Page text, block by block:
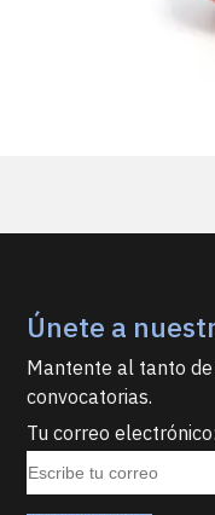
Únete a
Mantente al tanto
convocatorias.
Tu correo electrónico: